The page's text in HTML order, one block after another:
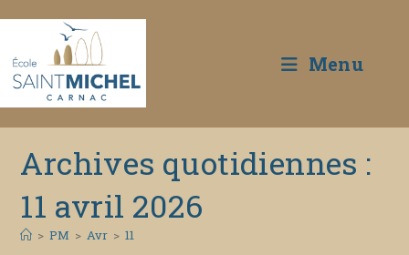
Menu
Archives quotidiennes :
11 avril 2026
> PM > Avr > 11